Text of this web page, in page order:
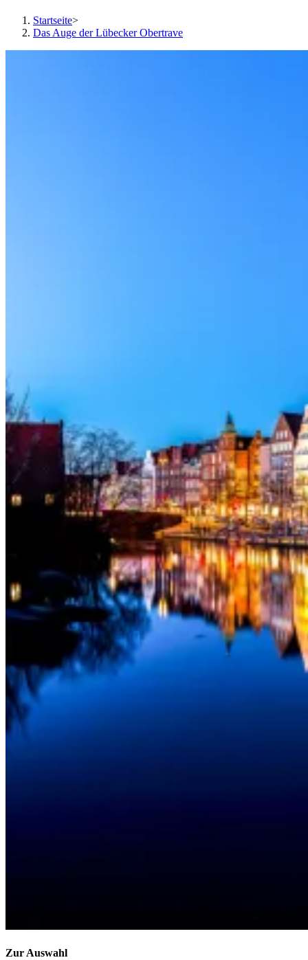
Startseite>
Das Auge der Lübecker Obertrave
Zur Auswahl